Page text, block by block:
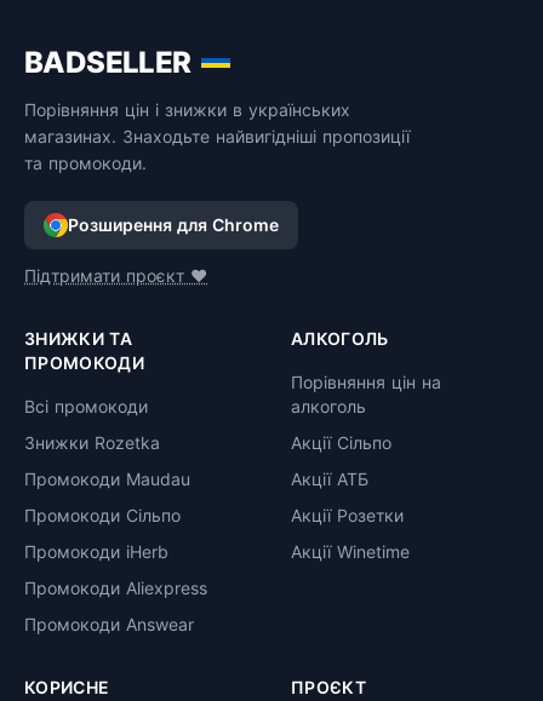
BADSELLER
Порівняння цін і знижки в українських
магазинах. Знаходьте найвигідніші пропозиції
та промокоди.
Розширення для Chrome
Підтримати проєкт ❤️
ЗНИЖКИ ТА
ПРОМОКОДИ
Всі промокоди
Знижки Rozetka
Промокоди Maudau
Промокоди Сільпо
Промокоди iHerb
Промокоди Aliexpress
Промокоди Answear
АЛКОГОЛЬ
Порівняння цін на
алкоголь
Акції Сільпо
Акції АТБ
Акції Розетки
Акції Winetime
КОРИСНЕ ПРОЄКТ